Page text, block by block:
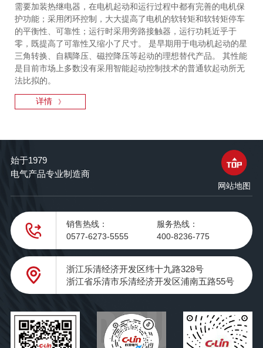
需要加装热继电器，在电机起动和运行过程中都有完善的电机保
护功能；采用闭环控制，大大提高了电机的软转矩和软转矩停车
的平衡性、可靠性；运行时采用旁路接触器，运行功耗近乎于
零，既提高了可靠性又缩小了尺寸。 是早期用于电动机起动的星
三角转换、自耦降压、磁控降压等起动的理想替代产品。 其性能
是目前市场上多数没有采用智能起动控制技术的普通软起动所无
法比拟的。
详情 》
始于1979
电气产品专业制造商
网站地图
销售热线：
0577-6273-5555
服务热线：
400-8236-775
浙江乐清经济开发区纬十九路328号
浙江省乐清市乐清经济开发区浦南五路55号